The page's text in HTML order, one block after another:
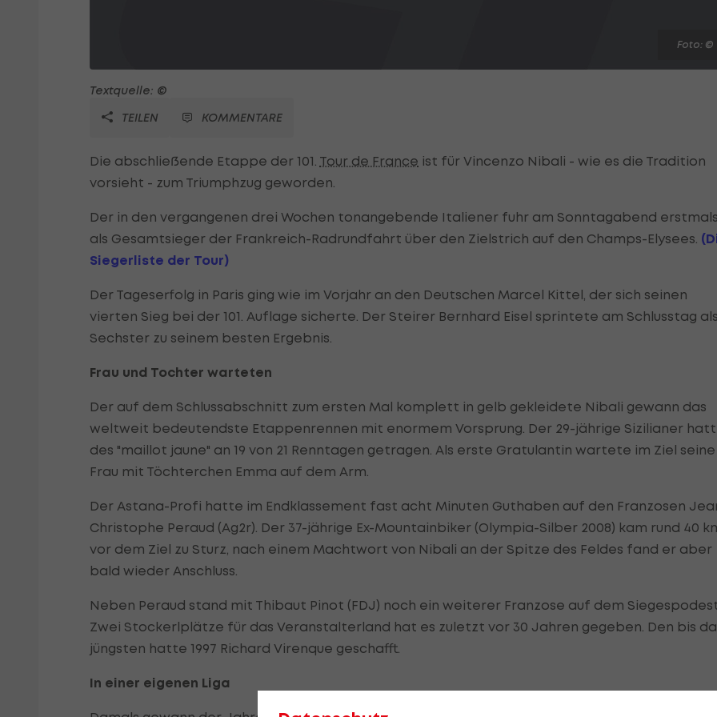
Foto: ©
Textquelle: ©
TEILEN
KOMMENTARE
Die abschließende Etappe der 101. Tour de France ist für Vincenzo Nibali - wie es die Tradition
vorsieht - zum Triumphzug geworden.
Der in den vergangenen drei Wochen tonangebende Italiener fuhr am Sonntagabend erstmals
als Gesamtsieger der Frankreich-Radrundfahrt über den Zielstrich auf den Champs-Elysees.
Siegerliste der Tour)
Der Tageserfolg in Paris ging wie im Vorjahr an den Deutschen Marcel Kittel, der sich seinen
vierten Sieg bei der 101. Auflage sicherte. Der Steirer Bernhard Eisel sprintete am Schlusstag als
Sechster zu seinem besten Ergebnis.
Frau und Tochter warteten
Der auf dem Schlussabschnitt zum ersten Mal komplett in gelb gekleidete Nibali gewann das
weltweit bedeutendste Etappenrennen mit enormem Vorsprung. Der 29-jährige Sizilianer
des "maillot jaune" an 19 von 21 Renntagen getragen. Als erste Gratulantin wartete im Ziel seine
Frau mit Töchterchen Emma auf dem Arm.
Der Astana-Profi hatte im Endklassement fast acht Minuten Guthaben auf den Franzosen
Christophe Peraud (Ag2r). Der 37-jährige Ex-Mountainbiker (Olympia-Silber 2008) kam rund 40
vor dem Ziel zu Sturz, nach einem Machtwort von Nibali an der Spitze des Feldes fand er aber
bald wieder Anschluss.
Neben Peraud stand mit Thibaut Pinot (FDJ) noch ein weiterer Franzose auf dem
Zwei Stockerlplätze für das Veranstalterland hat es zuletzt vor 30 Jahren gegeben. Den bis
jüngsten hatte 1997 Richard Virenque geschafft.
In einer eigenen Liga